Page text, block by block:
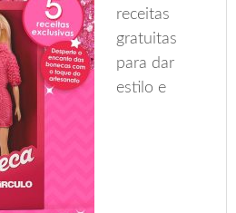
receitas
gratuitas
para dar
estilo e